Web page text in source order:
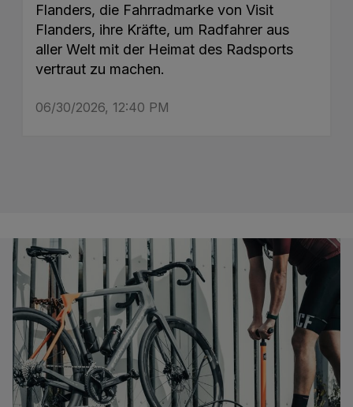
Flanders, die Fahrradmarke von Visit
Flanders, ihre Kräfte, um Radfahrer aus
aller Welt mit der Heimat des Radsports
vertraut zu machen.
06/30/2026, 12:40 PM